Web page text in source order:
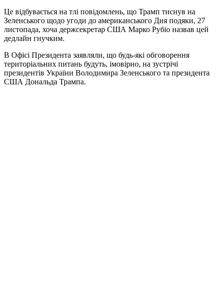
Це відбувається на тлі повідомлень, що Трамп тиснув на
Зеленського щодо угоди до американського Дня подяки, 27
листопада, хоча держсекретар США Марко Рубіо назвав цей
дедлайн гнучким.
В Офісі Президента заявляли, що будь-які обговорення
територіальних питань будуть, імовірно, на зустрічі
президентів України Володимира Зеленського та президента
США Дональда Трампа.